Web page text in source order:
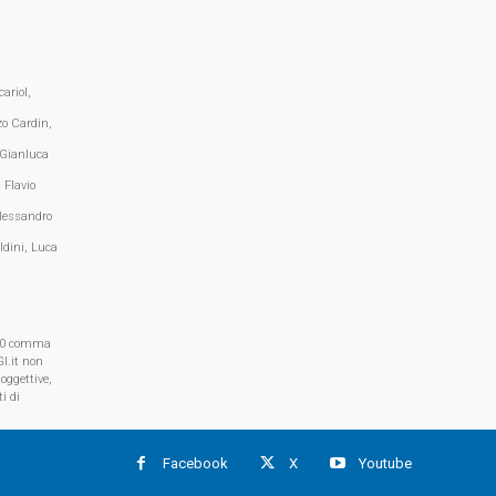
Cardin,
Flavio
Luca
comma
non
di
Facebook X Youtube